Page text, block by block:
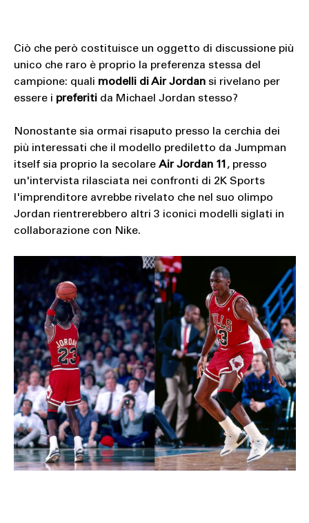
Ciò che però costituisce un oggetto di discussione più
unico che raro è proprio la preferenza stessa del
campione: quali modelli di Air Jordansi rivelano per
essere i preferitida Michael Jordan stesso?
Nonostante sia ormai risaputo presso la cerchia dei
più interessati che il modello prediletto da Jumpman
itself sia proprio la secolare Air Jordan 11, presso
un'intervista rilasciata nei confronti di 2K Sports
l'imprenditore avrebbe rivelato che nel suo olimpo
Jordan rientrerebbero altri 3 iconici modelli siglati in
collaborazione con Nike.